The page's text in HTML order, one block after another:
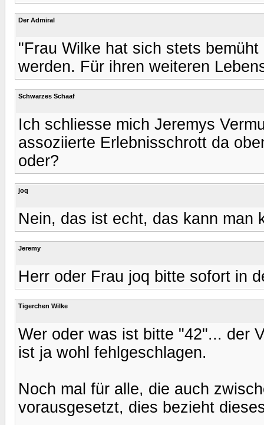
Der Admiral
"Frau Wilke hat sich stets
werden. Für ihren weiteren
Schwarzes Schaaf
Ich schliesse mich Jeremys
assoziierte Erlebnisschrott da
oder?
joq
Nein, das ist echt, das kann man
Jeremy
Herr oder Frau joq bitte sofort in
Tigerchen Wilke
Wer oder was ist bitte "42"... der
ist ja wohl fehlgeschlagen.
Noch mal für alle, die auch
vorausgesetzt, dies bezieht